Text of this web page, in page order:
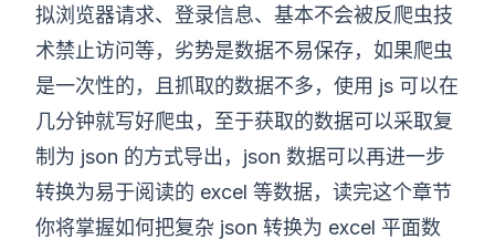
拟浏览器请求、登录信息、基本不会被反爬虫技
术禁止访问等，劣势是数据不易保存，如果爬虫
是一次性的，且抓取的数据不多，使用 js 可以在
几分钟就写好爬虫，至于获取的数据可以采取复
制为 json 的方式导出，json 数据可以再进一步
转换为易于阅读的 excel 等数据，读完这个章节
你将掌握如何把复杂 json 转换为 excel 平面数